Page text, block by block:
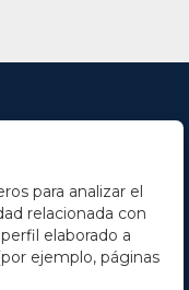
para analizar el
relacionada con
elaborado a
ejemplo, páginas